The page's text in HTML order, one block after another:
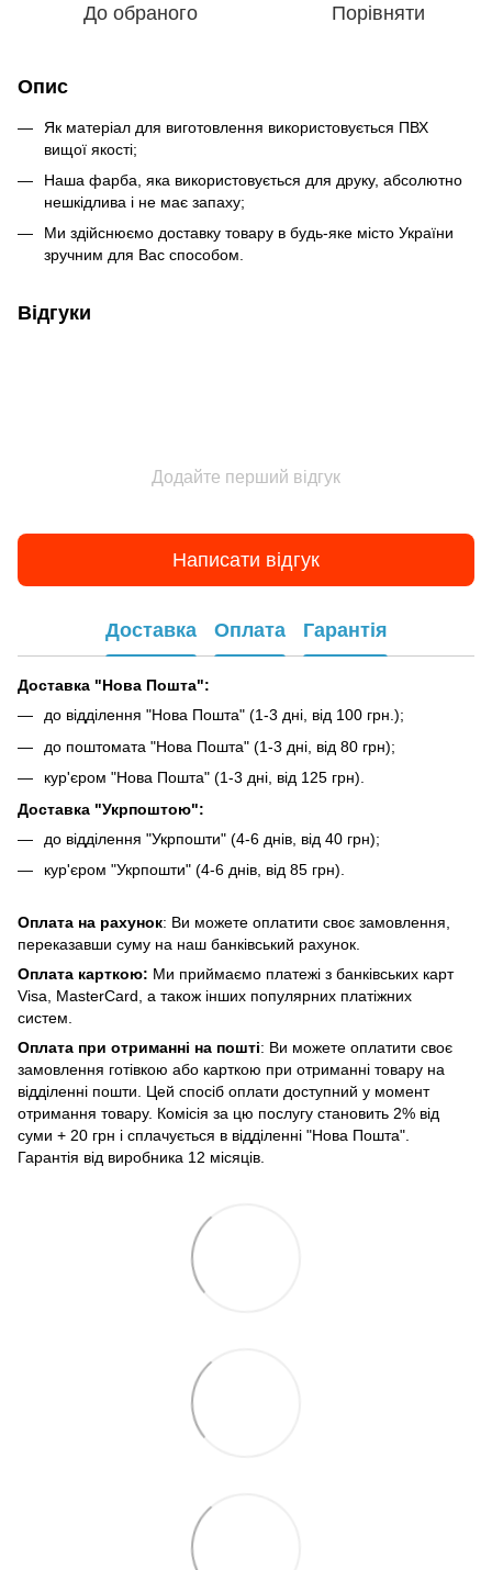
До обраного Порівняти
Опис
Як матеріал для виготовлення використовується ПВХ
вищої якості;
Наша фарба, яка використовується для друку, абсолютно
нешкідлива і не має запаху;
Ми здійснюємо доставку товару в будь-яке місто України
зручним для Вас способом.
Відгуки
Додайте перший відгук
Написати відгук
Доставка Оплата Гарантія
Доставка "Нова Пошта":
до відділення "Нова Пошта" (1-3 дні, від 100 грн.);
до поштомата "Нова Пошта" (1-3 дні, від 80 грн);
кур'єром "Нова Пошта" (1-3 дні, від 125 грн).
Доставка "Укрпоштою":
до відділення "Укрпошти" (4-6 днів, від 40 грн);
кур'єром "Укрпошти" (4-6 днів, від 85 грн).
Оплата на рахунок: Ви можете оплатити своє замовлення,
переказавши суму на наш банківський рахунок.
Оплата карткою: Ми приймаємо платежі з банківських карт
Visa, MasterCard, а також інших популярних платіжних
систем.
Оплата при отриманні на пошті: Ви можете оплатити своє
замовлення готівкою або карткою при отриманні товару на
відділенні пошти. Цей спосіб оплати доступний у момент
отримання товару. Комісія за цю послугу становить 2% від
суми + 20 грн і сплачується в відділенні "Нова Пошта".
Гарантія від виробника 12 місяців.